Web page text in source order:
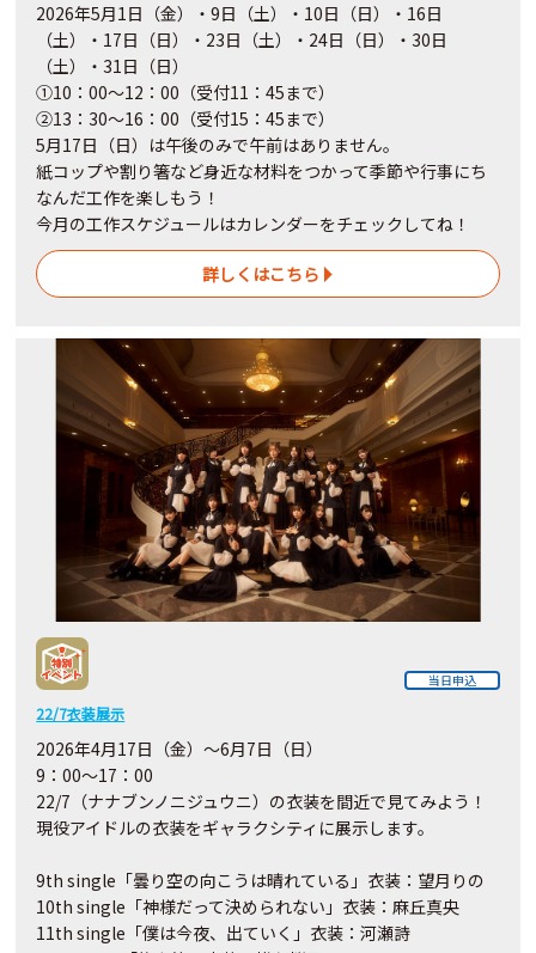
2026年5月1日（金）・9日（土）・10日（日）・16日
（土）・17日（日）・23日（土）・24日（日）・30日
（土）・31日（日）
①10：00～12：00（受付11：45まで）
②13：30～16：00（受付15：45まで）
5月17日（日）は午後のみで午前はありません。
紙コップや割り箸など身近な材料をつかって季節や行事にち
なんだ工作を楽しもう！
今月の工作スケジュールはカレンダーをチェックしてね！
詳しくはこちら
当日申込
22/7衣装展示
2026年4月17日（金）～6月7日（日）
9：00～17：00
22/7（ナナブンノニジュウニ）の衣装を間近で見てみよう！
現役アイドルの衣装をギャラクシティに展示します。
9th single「曇り空の向こうは晴れている」衣装：望月りの
10th single「神様だって決められない」衣装：麻丘真央
11th single「僕は今夜、出ていく」衣装：河瀬詩